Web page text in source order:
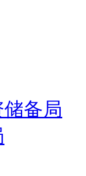
备局